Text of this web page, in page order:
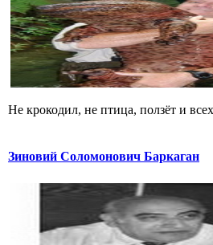
Не крокодил, не птица, ползёт и
Зиновий Соломонович Баркаган